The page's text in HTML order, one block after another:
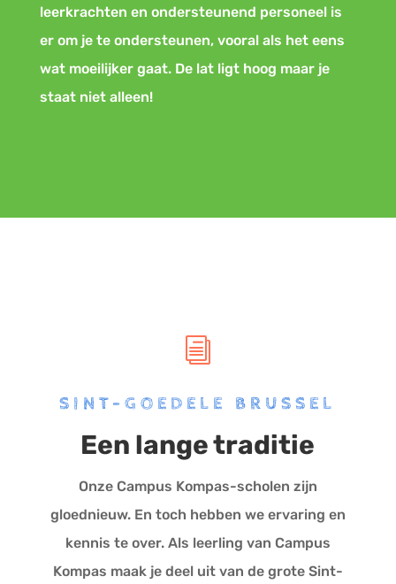
leerkrachten en ondersteunend personeel is
er om je te ondersteunen, vooral als het eens
wat moeilijker gaat. De lat ligt hoog maar je
staat niet alleen!
i
SINT-GOEDELE BRUSSEL
Een lange traditie
Onze Campus Kompas-scholen zijn
gloednieuw. En toch hebben we ervaring en
kennis te over. Als leerling van Campus
Kompas maak je deel uit van de grote Sint-